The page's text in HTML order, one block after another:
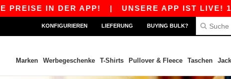
IN DER APP!| UNSERE APP IST LIVE! 10
KONFIGURIEREN LIEFERUNG BUYING BULK?
Marken Werbegeschenke T-Shirts Pullover & Fleece Taschen